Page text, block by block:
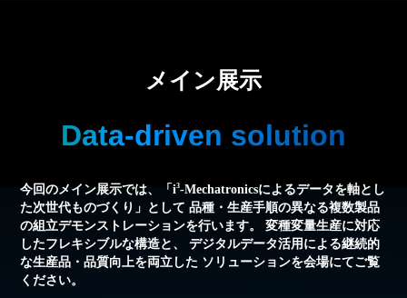
メイン展示
Data-driven solution
今回のメイン展示では、「i3-Mechatronicsによるデータを軸とし
た次世代ものづくり」として 品種・生産手順の異なる複数製品
の組立デモンストレーションを行います。
変種変量生産に対応
したフレキシブルな構造と、
デジタルデータ活用による継続的
な生産品・品質向上を両立した ソリューションを会場にてご覧
ください。